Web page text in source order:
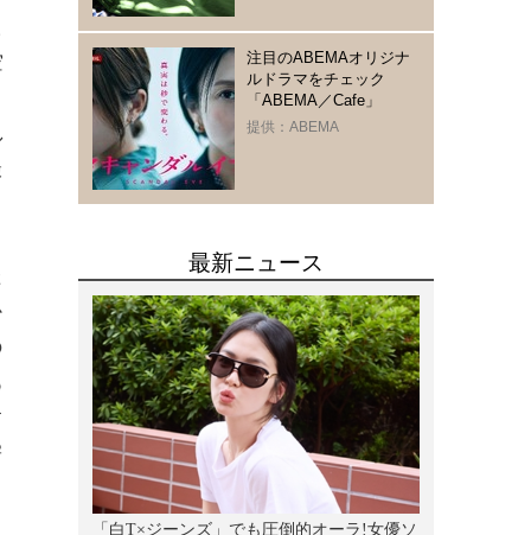
注目のABEMAオリジナ
ルドラマをチェック
「ABEMA／Cafe」
提供：ABEMA